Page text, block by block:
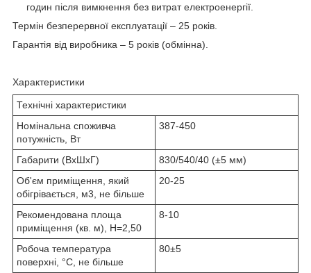
годин після вимкнення без витрат електроенергії.
Термін безперервної експлуатації – 25 років.
Гарантія від виробника – 5 років (обмінна).
Характеристики
Технічні характеристики
Номінальна споживча
потужність, Вт
387-450
Габарити (ВхШхГ)
830/540/40 (±5 мм)
Об'єм приміщення, який
обігрівається, м3, не більше
20-25
Рекомендована площа
приміщення (кв. м), H=2,50
8-10
Робоча температура
поверхні, °С, не більше
80±5